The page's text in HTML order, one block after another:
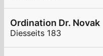
Ordination Dr. Novak
Diesseits 183